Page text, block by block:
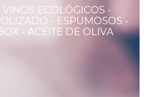
ECOLÓGICOS -
- ESPUMOSOS -
- ACEITE DE OLIVA